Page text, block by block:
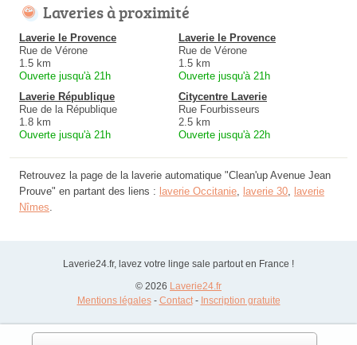
Laveries à proximité
Laverie le Provence
Rue de Vérone
1.5 km
Ouverte jusqu'à 21h
Laverie le Provence
Rue de Vérone
1.5 km
Ouverte jusqu'à 21h
Laverie République
Rue de la République
1.8 km
Ouverte jusqu'à 21h
Citycentre Laverie
Rue Fourbisseurs
2.5 km
Ouverte jusqu'à 22h
Retrouvez la page de la laverie automatique "Clean'up Avenue Jean
Prouve" en partant des liens : laverie Occitanie, laverie 30, laverie
Nîmes.
Laverie24.fr, lavez votre linge sale partout en France !
© 2026 Laverie24.fr
Mentions légales- Contact- Inscription gratuite